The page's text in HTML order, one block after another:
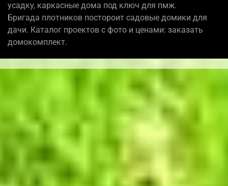
усадку, каркасные дома под ключ для пмж.
Бригада плотников постороит садовые домики для
дачи. Каталог проектов с фото и ценами: заказать
домокомплект.